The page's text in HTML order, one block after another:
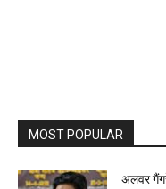
MOST POPULAR
अलवर